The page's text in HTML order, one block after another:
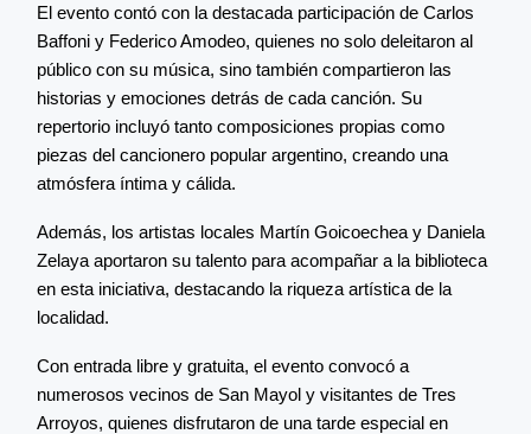
El evento contó con la destacada participación de Carlos
Baffoni y Federico Amodeo, quienes no solo deleitaron al
público con su música, sino también compartieron las
historias y emociones detrás de cada canción. Su
repertorio incluyó tanto composiciones propias como
piezas del cancionero popular argentino, creando una
atmósfera íntima y cálida.
Además, los artistas locales Martín Goicoechea y Daniela
Zelaya aportaron su talento para acompañar a la biblioteca
en esta iniciativa, destacando la riqueza artística de la
localidad.
Con entrada libre y gratuita, el evento convocó a
numerosos vecinos de San Mayol y visitantes de Tres
Arroyos, quienes disfrutaron de una tarde especial en